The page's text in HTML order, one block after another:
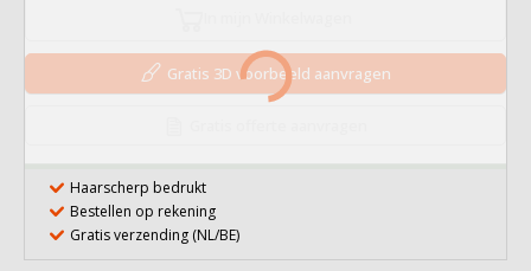
Gratis 3D voorbeeld aanvragen
Haarscherp bedrukt
Bestellen op rekening
Gratis verzending (NL/BE)